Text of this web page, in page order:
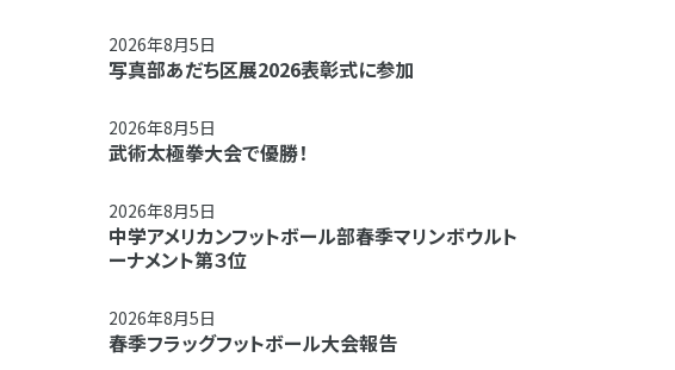
2026年8月5日
写真部あだち区展2026表彰式に参加
2026年8月5日
武術太極拳大会で優勝！
2026年8月5日
中学アメリカンフットボール部春季マリンボウルト
ーナメント第３位
2026年8月5日
春季フラッグフットボール大会報告